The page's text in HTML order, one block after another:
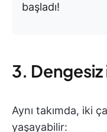
başladı!
3. Dengesiz
Aynı takımda, iki
yaşayabilir: